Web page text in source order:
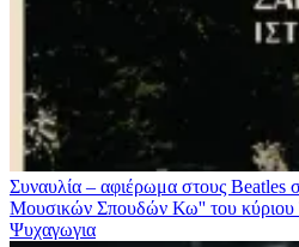
Συναυλία – αφιέρωμα στους Beatles
Μουσικών Σπουδών Κω'' του κύριου
Ψυχαγωγια